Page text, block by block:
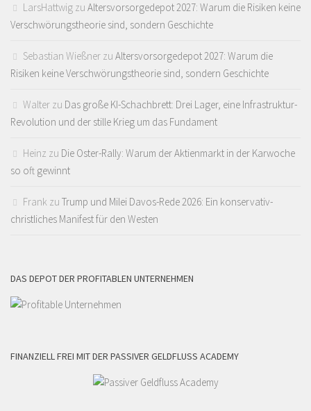
LarsHattwig zu Altersvorsorgedepot 2027: Warum die Risiken keine
Verschwörungstheorie sind, sondern Geschichte
Sebastian Wießner zu Altersvorsorgedepot 2027: Warum die
Risiken keine Verschwörungstheorie sind, sondern Geschichte
Walter zu Das große KI-Schachbrett: Drei Lager, eine Infrastruktur-
Revolution und der stille Krieg um das Fundament
Heinz zu Die Oster-Rally: Warum der Aktienmarkt in der Karwoche
so oft gewinnt
Frank zu Trump und Milei Davos-Rede 2026: Ein konservativ-
christliches Manifest für den Westen
DAS DEPOT DER PROFITABLEN UNTERNEHMEN
FINANZIELL FREI MIT DER PASSIVER GELDFLUSS ACADEMY